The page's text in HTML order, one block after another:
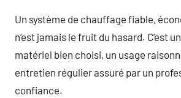
Un système de chauffage fiable,
n’est jamais le fruit du hasard. C’est
matériel bien choisi, un usage
entretien régulier assuré par un
confiance.